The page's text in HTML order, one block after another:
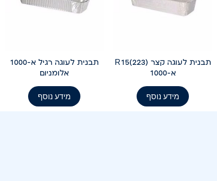
תבנית לעוגה קצר (223)R15
א-1000
מידע נוסף
תבנית לעוגה רגיל א-1000
אלומניום
מידע נוסף